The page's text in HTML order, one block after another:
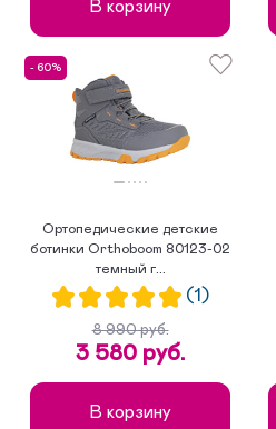
В корзину
- 60%
Ортопедические детские
ботинки Orthoboom 80123-02
темный г...
(1)
8 990 руб.
3 580 руб.
В корзину